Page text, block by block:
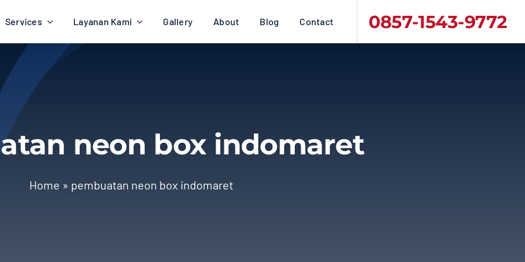
Services Layanan Kami Gallery About Blog Contact 0857-1543-9772
neon box indomaret
Home » pembuatan neon box indomaret